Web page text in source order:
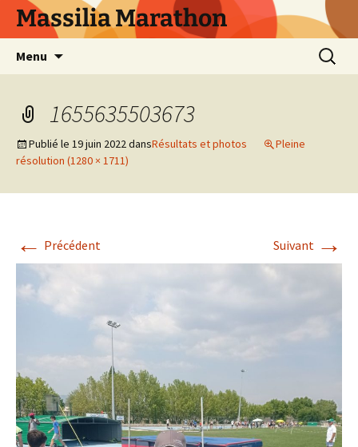
AllerMassilia Marathon
Menu
1655635503673
Publié le 19 juin 2022dansRésultats et photos
Pleine
résolution (1280 × 1711)
← Précédent Suivant →